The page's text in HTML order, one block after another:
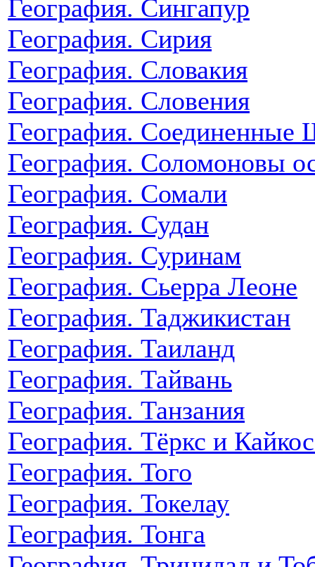
География. Сингапур
География. Сирия
География. Словакия
География. Словения
География.
География. Соломоновы
География. Сомали
География. Судан
География. Суринам
География. Сьерра Леоне
География. Таджикистан
География. Таиланд
География. Тайвань
География. Танзания
География. Тёркс и
География. Того
География. Токелау
География. Тонга